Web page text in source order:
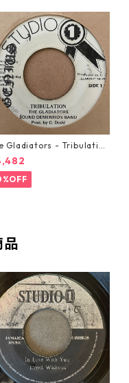
Gladiators - Tribulation
21365】
品